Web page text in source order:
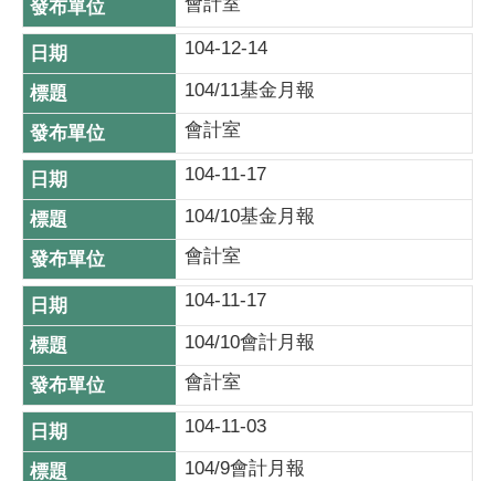
104-12-14
104/11基金月報
會計室
104-11-17
104/10基金月報
會計室
104-11-17
104/10會計月報
會計室
104-11-03
104/9會計月報